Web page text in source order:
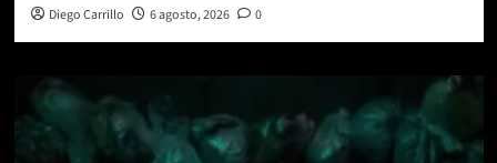
Diego Carrillo 6 agosto, 2026 0